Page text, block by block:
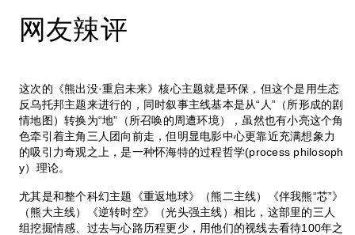
网友辣评
这次的《熊出没·重启未来》核心主题就是环保，但这个是用生态
反乌托邦主题来进行的，同时叙事主线基本是从“人”（所形成的剧
情地图）转换为“地”（所召唤的周遭环境），虽然也有小亮这个角
色牵引着主角三人团向前走，但明显电影中心更靠近充满想象力
的吸引力奇观之上，是一种怀海特的过程哲学(process philosoph
y）理论。
尤其是和整个科幻主题《重返地球》（熊二主线）《伴我熊“芯”》
（熊大主线）《逆转时空》（光头强主线）相比，这部里的三人
组挖掘情感、过去与心路历程更少，用他们的视线去看待100年之